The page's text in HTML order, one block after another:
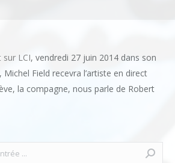
sur LCI, vendredi 27 juin 2014 dans son
Michel Field recevra l’artiste en direct
la compagne, nous parle de Robert